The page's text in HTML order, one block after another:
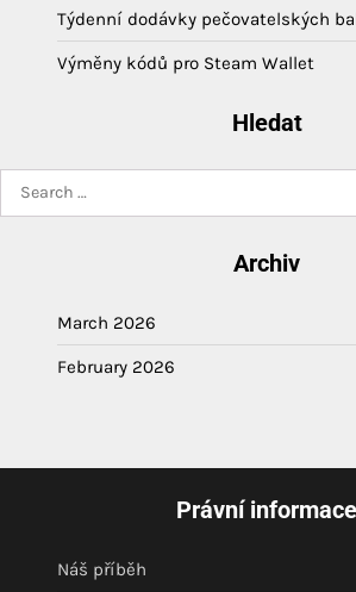
Týdenní dodávky pečovatelských
Výměny kódů pro Steam Wallet
Hledat
Archiv
March 2026
February 2026
Právní informace
Náš příběh